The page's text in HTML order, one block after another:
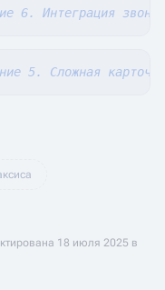
6. Интеграция
5. Сложная карточка
18 июля 2025 в